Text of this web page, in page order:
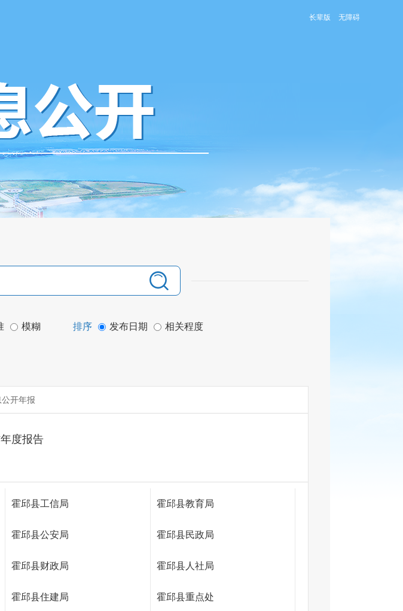
长辈版 无障碍
模糊 排序 发布日期 相关程度
开年报
度报告
霍邱县工信局 霍邱县教育局
霍邱县公安局 霍邱县民政局
霍邱县财政局 霍邱县人社局
霍邱县住建局 霍邱县重点处